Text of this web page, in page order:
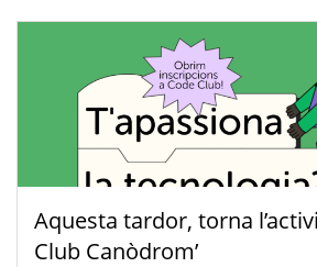
Aquesta tardor, torna
Club Canòdrom’